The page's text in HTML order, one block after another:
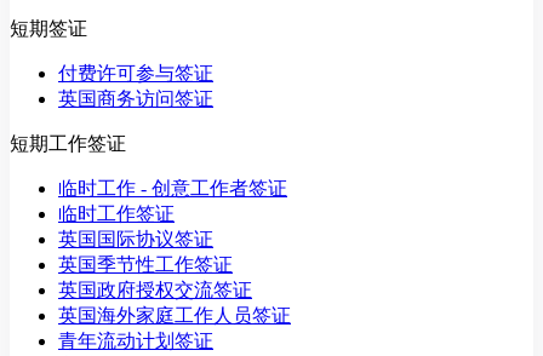
短期签证
付费许可参与签证
英国商务访问签证
短期工作签证
临时工作 - 创意工作者签证
临时工作签证
英国国际协议签证
英国季节性工作签证
英国政府授权交流签证
英国海外家庭工作人员签证
青年流动计划签证